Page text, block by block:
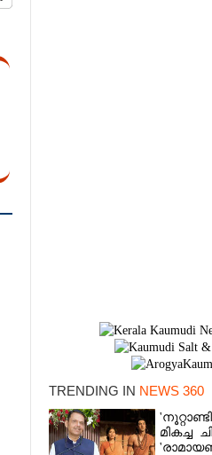
TRENDING IN NEWS 360
മികച്ച